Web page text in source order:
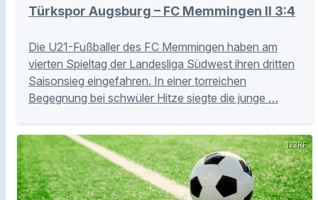
Türkspor Augsburg – FC Memmingen II 3:4
Die U21-Fußballer des FC Memmingen haben am
vierten Spieltag der Landesliga Südwest ihren dritten
Saisonsieg eingefahren. In einer torreichen
Begegnung bei schwüler Hitze siegte die junge …
123RF